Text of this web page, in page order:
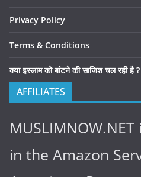
Privacy Policy
Terms & Conditions
क्या इस्लाम को बांटने की साजिश चल रही है ?
AFFILIATES
in the Amazon